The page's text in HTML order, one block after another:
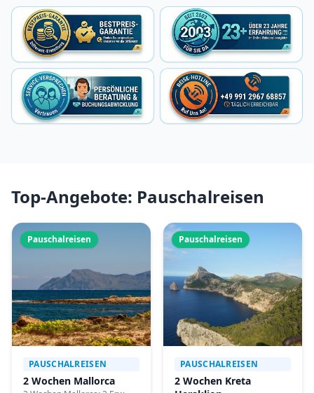
Top-Angebote: Pauschalreisen
Pauschalreisen
PAUSCHALREISEN
2 Wochen Mallorca
Pauschalreisen
PAUSCHALREISEN
2 Wochen Kreta